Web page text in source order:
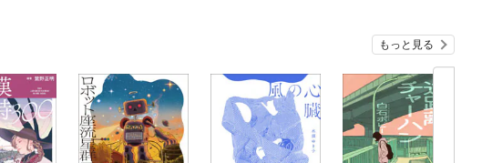
もっと見る